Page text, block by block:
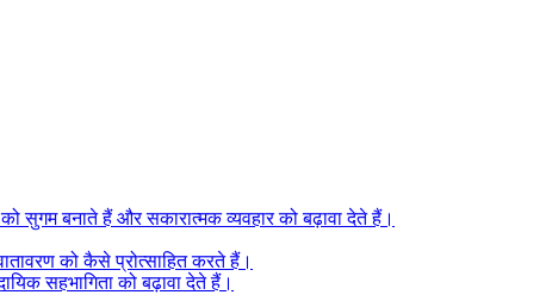
सुगम बनाते हैं और सकारात्मक व्यवहार को बढ़ावा देते हैं।
को कैसे प्रोत्साहित करते हैं।
सहभागिता को बढ़ावा देते हैं।